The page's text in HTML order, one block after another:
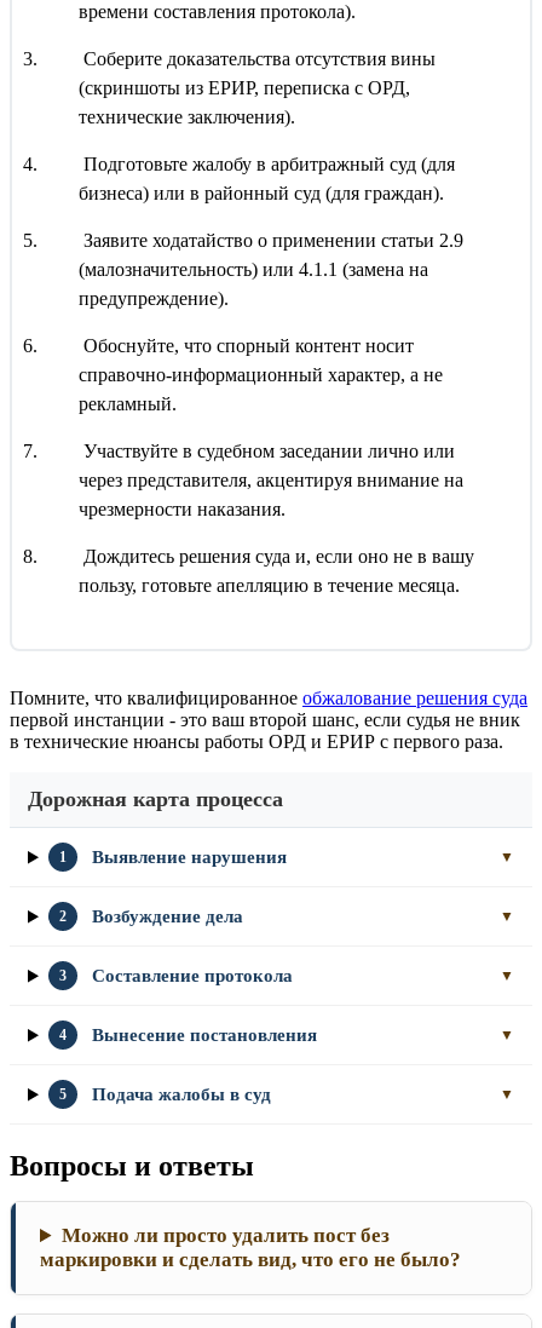
времени составления протокола).
Соберите доказательства отсутствия вины
(скриншоты из ЕРИР, переписка с ОРД,
технические заключения).
Подготовьте жалобу в арбитражный суд (для
бизнеса) или в районный суд (для граждан).
Заявите ходатайство о применении статьи 2.9
(малозначительность) или 4.1.1 (замена на
предупреждение).
Обоснуйте, что спорный контент носит
справочно-информационный характер, а не
рекламный.
Участвуйте в судебном заседании лично или
через представителя, акцентируя внимание на
чрезмерности наказания.
Дождитесь решения суда и, если оно не в вашу
пользу, готовьте апелляцию в течение месяца.
Помните, что квалифицированное обжалование решения суда
первой инстанции - это ваш второй шанс, если судья не вник
в технические нюансы работы ОРД и ЕРИР с первого раза.
Дорожная карта процесса
1 Выявление нарушения ▼
2 Возбуждение дела ▼
3 Составление протокола ▼
4 Вынесение постановления ▼
5 Подача жалобы в суд ▼
Вопросы и ответы
Можно ли просто удалить пост без
маркировки и сделать вид, что его не было?